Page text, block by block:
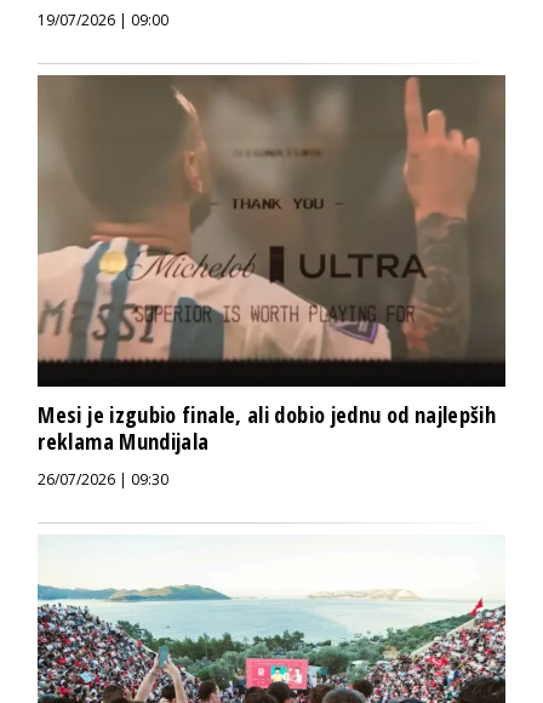
19/07/2026 | 09:00
Mesi je izgubio finale, ali dobio jednu od najlepših
reklama Mundijala
26/07/2026 | 09:30